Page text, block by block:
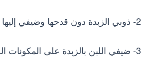
2- ذوبي الزبدة دون قدحها وضيفي إليها اللبن.
3- ضيفي اللبن بالزبدة على المكونات